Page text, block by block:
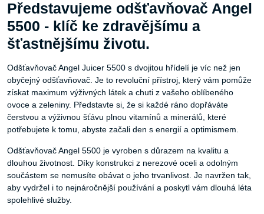
Představujeme odšťavňovač Angel
5500 - klíč ke zdravějšímu a
šťastnějšímu životu.
Odšťavňovač Angel Juicer 5500 s dvojitou hřídelí je víc než jen
obyčejný odšťavňovač. Je to revoluční přístroj, který vám pomůže
získat maximum výživných látek a chuti z vašeho oblíbeného
ovoce a zeleniny. Představte si, že si každé ráno dopřáváte
čerstvou a výživnou šťávu plnou vitamínů a minerálů, které
potřebujete k tomu, abyste začali den s energií a optimismem.
Odšťavňovač Angel 5500 je vyroben s důrazem na kvalitu a
dlouhou životnost. Díky konstrukci z nerezové oceli a odolným
součástem se nemusíte obávat o jeho trvanlivost. Je navržen tak,
aby vydržel i to nejnáročnější používání a poskytl vám dlouhá léta
spolehlivé služby.